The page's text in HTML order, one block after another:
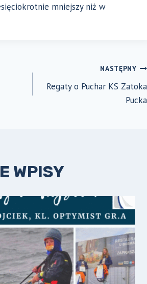
mniejszy niż w
NASTĘPNY
Regaty o Puchar KS Zatoka
Pucka
WPISY